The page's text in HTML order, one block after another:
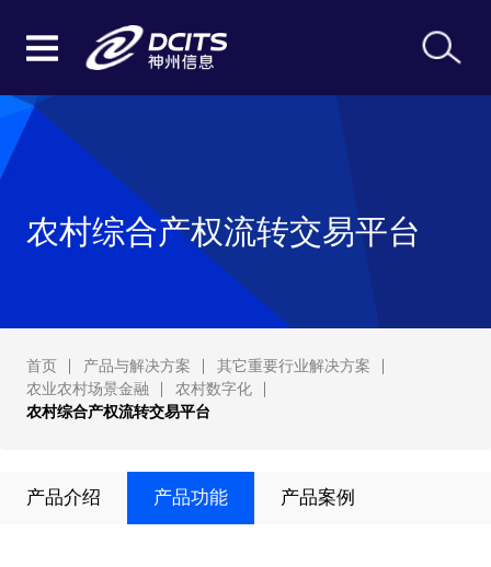
农村综合产权流转交易平台
首页 产品与解决方案
其它重要行业解决方案
农业农村场景金融
农村数字化
农村综合产权流转交易平台
产品介绍 产品功能 产品案例